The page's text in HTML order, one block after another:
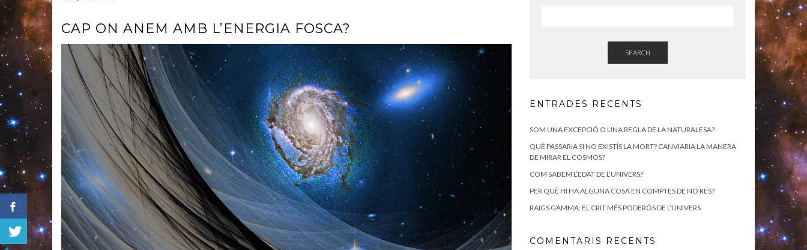
CAP ON ANEM AMB L’ENERGIA FOSCA?
SEARCH
ENTRADES RECENTS
SOM UNA EXCEPCIÓ O UNA REGLA DE LA NATURALESA?
QUÈ PASSARIA SI NO EXISTÍS LA MORT? CANVIARIA LA MANERA
DE MIRAR EL COSMOS?
COM SABEM L’EDAT DE L’UNIVERS?
PER QUÈ HI HA ALGUNA COSA EN COMPTES DE NO RES?
RAIGS GAMMA: EL CRIT MÉS PODERÓS DE L’UNIVERS
COMENTARIS RECENTS